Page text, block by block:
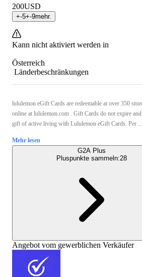
200USD
+-5+-9mehr.
Kann nicht aktiviert werden in
Österreich
Länderbeschränkungen
lululemon eGift Cards are redeemable at over 350
online at lululemon.com . Gift Cards do not expire
gift of active living with Lululemon eGift Cards. Per ...
Mehr lesen
G2A Plus
Pluspunkte sammeln:28
Angebot vom gewerblichen Verkäufer